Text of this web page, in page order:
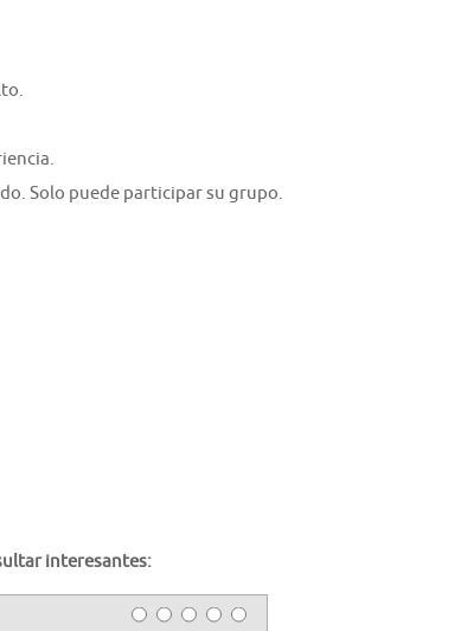
Solo puede participar su grupo.
interesantes: